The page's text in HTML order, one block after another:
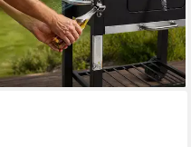
109,90 €
10,04 €mtl. in 12 Raten
lieferbar - in 2-3 Werktagen bei dir